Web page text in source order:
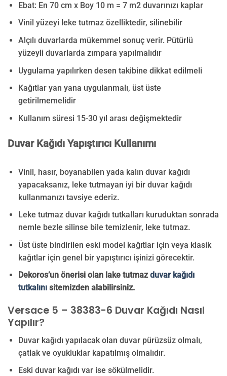
Ebat: En 70 cm x Boy 10 m = 7 m2 duvarınızı kaplar
Vinil yüzeyi leke tutmaz özelliktedir, silinebilir
Alçılı duvarlarda mükemmel sonuç verir. Pütürlü
yüzeyli duvarlarda zımpara yapılmalıdır
Uygulama yapılırken desen takibine dikkat edilmeli
Kağıtlar yan yana uygulanmalı, üst üste
getirilmemelidir
Kullanım süresi 15-30 yıl arası değişmektedir
Duvar Kağıdı Yapıştırıcı Kullanımı
Vinil, hasır, boyanabilen yada kalın duvar kağıdı
yapacaksanız, leke tutmayan iyi bir duvar kağıdı
kullanmanızı tavsiye ederiz.
Leke tutmaz duvar kağıdı tutkalları kuruduktan sonrada
nemle bezle silinse bile temizlenir, leke tutmaz.
Üst üste bindirilen eski model kağıtlar için veya klasik
kağıtlar için genel bir yapıştırıcı işinizi görecektir.
Dekoros’un önerisi olan lake tutmazduvar kağıdı
tutkalınısitemizden alabilirsiniz.
Versace 5 – 38383-6 Duvar Kağıdı Nasıl
Yapılır?
Duvar kağıdı yapılacak olan duvar pürüzsüz olmalı,
çatlak ve oyukluklar kapatılmış olmalıdır.
Eski duvar kağıdı var ise sökülmelidir.